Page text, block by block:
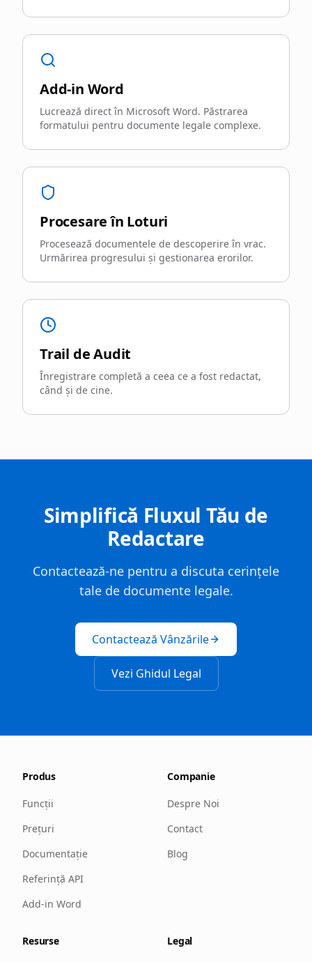
Add-in Word
Lucrează direct în Microsoft Word. Păstrarea
formatului pentru documente legale complexe.
Procesare în Loturi
Procesează documentele de descoperire în vrac.
Urmărirea progresului și gestionarea erorilor.
Trail de Audit
Înregistrare completă a ceea ce a fost redactat,
când și de cine.
Simplifică Fluxul Tău de
Redactare
Contactează-ne pentru a discuta cerințele
tale de documente legale.
Contactează Vânzările
Vezi Ghidul Legal
Produs
Funcții
Prețuri
Documentație
Referință API
Add-in Word
Companie
Despre Noi
Contact
Blog
Resurse Legal